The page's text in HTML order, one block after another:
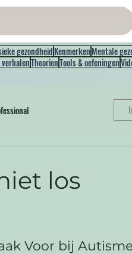
gezondheidKenmerkenMentale
TheorienTools & oefeningen
los
Voor bij